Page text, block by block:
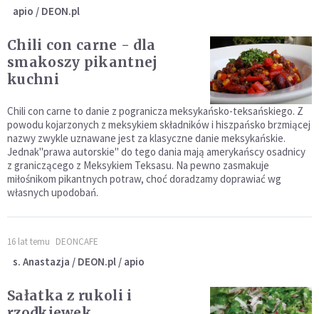
apio / DEON.pl
Chili con carne - dla
smakoszy pikantnej
kuchni
Chili con carne to danie z pogranicza meksykańsko-teksańskiego. Z
powodu kojarzonych z meksykiem składników i hiszpańsko brzmiącej
nazwy zwykle uznawane jest za klasyczne danie meksykańskie.
Jednak"prawa autorskie" do tego dania mają amerykańscy osadnicy
z graniczącego z Meksykiem Teksasu. Na pewno zasmakuje
miłośnikom pikantnych potraw, choć doradzamy doprawiać wg
własnych upodobań.
16 lat temu DEONCAFE
s. Anastazja / DEON.pl / apio
Sałatka z rukoli i